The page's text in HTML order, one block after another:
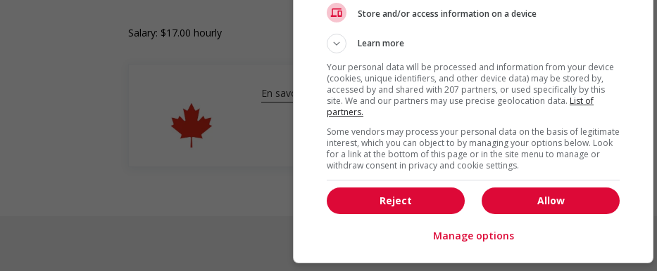
Salary: $17.00 hourly
En savoir plus
Store and/or access information on a device
Learn more
Your personal data will be processed and information from your device
(cookies, unique identifiers, and other device data) may be stored by,
accessed by and shared with 207 partners, or used specifically by this
site. We and our partners may use precise geolocation data. List of
partners.
Some vendors may process your personal data on the basis of legitimate
interest, which you can object to by managing your options below. Look
for a link at the bottom of this page or in the site menu to manage or
withdraw consent in privacy and cookie settings.
Allow
Reject
Manage options